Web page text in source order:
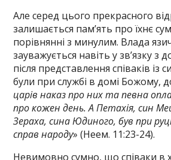
Але серед цього прекрасного
залишається пам’ять про їхнє
порівнянні з минулим. Влада
зауважується навіть у зв’язку
після представлення співаків із
були при службі в домі Божому,
царів наказ про них та певна
про кожен день. А Петахія, син
Зераха, сина Юдиного, був при
справ народу» (Неем. 11:23-24).
Невимовно сумно, що співаки в